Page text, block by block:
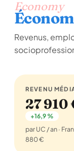
Economy
Revenus,
REVENU
27 910
+16,9 %
par UC / an ·
880 €